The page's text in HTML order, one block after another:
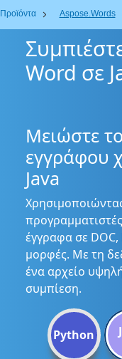
Προϊόντα Aspose.Words
Word σε
Μειώστε
εγγράφου
Java
έγγραφα σε DOC,
μορφές. Με τη
ένα αρχείο
συμπίεση.
Python